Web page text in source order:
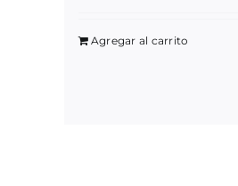
$ 11.800,00.
Agregar al carrito